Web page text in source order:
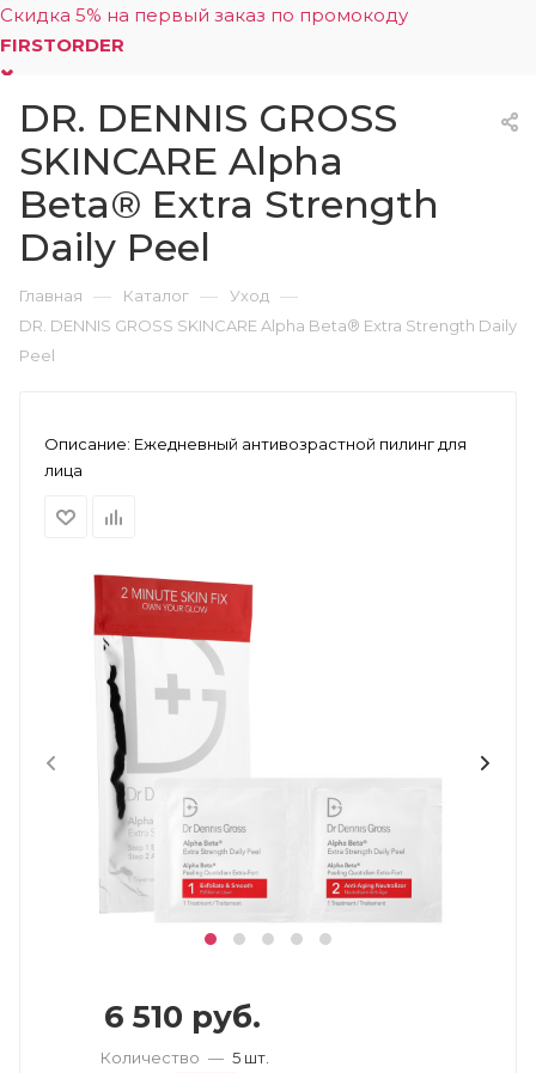
Скидка 5% на первый заказ по промокоду
FIRSTORDER
0
DR. DENNIS GROSS
SKINCARE Alpha
Beta® Extra Strength
Daily Peel
Главная — Каталог — Уход —
DR. DENNIS GROSS SKINCARE Alpha Beta® Extra Strength Daily
Peel
Описание: Ежедневный антивозрастной пилинг для
лица
6 510 руб.
Количество — 5 шт.